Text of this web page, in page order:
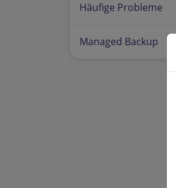
Häufige Probleme
Managed Backup